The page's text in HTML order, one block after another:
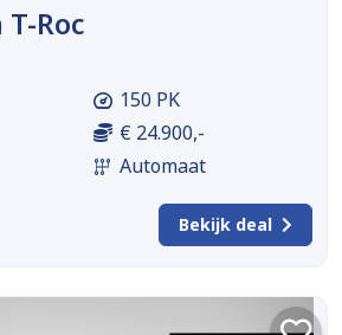
Roc
150 PK
€ 24.900,-
Automaat
Bekijk deal